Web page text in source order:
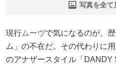
写真を全て
現行ムーヴで気になるのが、
ム」の不在だ。その代わりに
のアナザースタイル「DANDY